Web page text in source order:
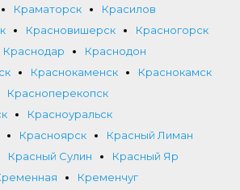
Краматорск
Красилов
Красновишерск
Красногорск
Краснодар
Краснодон
Краснокаменск
Краснокамск
Красноперекопск
Красноуральск
Красноярск
Красный Лиман
Красный Сулин
Красный Яр
Кременчуг